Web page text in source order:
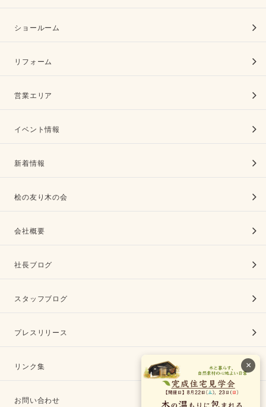
×
ショールーム
リフォーム
営業エリア
イベント情報
新着情報
桧の友り木の会
会社概要
社長ブログ
スタッフブログ
プレスリリース
リンク集
お問い合わせ